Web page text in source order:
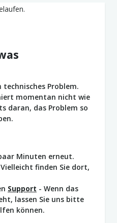
Problem.
momentan nicht wie
daran, das Problem so
Minuten erneut.
finden Sie dort,
Support - Wenn das
lassen Sie uns bitte
können.